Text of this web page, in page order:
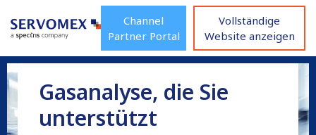
Channel
Partner Portal
Vollständige
Website anzeigen
Gasanalyse, die Sie
unterstützt